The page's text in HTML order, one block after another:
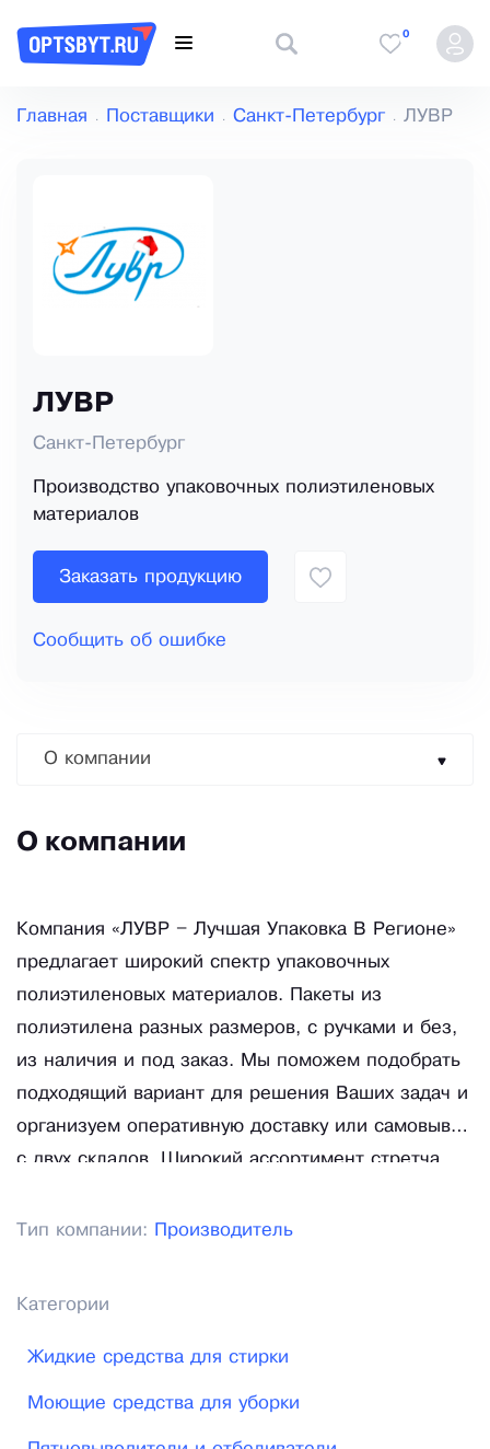
0
Главная Поставщики Санкт-Петербург ЛУВР
ЛУВР
Санкт-Петербург
Производство упаковочных полиэтиленовых
материалов
Заказать продукцию
Сообщить об ошибке
О компании
О компании
Компания «ЛУВР – Лучшая Упаковка В Регионе»
предлагает широкий спектр упаковочных
полиэтиленовых материалов. Пакеты из
полиэтилена разных размеров, с ручками и без,
из наличия и под заказ. Мы поможем подобрать
подходящий вариант для решения Ваших задач и
организуем оперативную доставку или самовывоз
с двух складов. Широкий ассортимент стретча,
Вам обеспечить компанию необходимыми
Тип компании: Производитель
Категории
Жидкие средства для стирки
Моющие средства для уборки